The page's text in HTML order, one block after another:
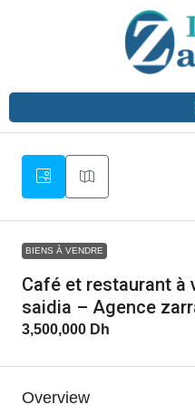
BIENS À VENDRE
Café et restaurant à
saidia – Agence
3,500,000 Dh
Overview